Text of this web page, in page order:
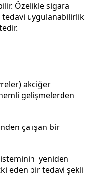
Özelikle sigara
tedavi uygulanabilirlik
akciğer
gelişmelerden
çalışan bir
yeniden
eden bir tedavi şekli